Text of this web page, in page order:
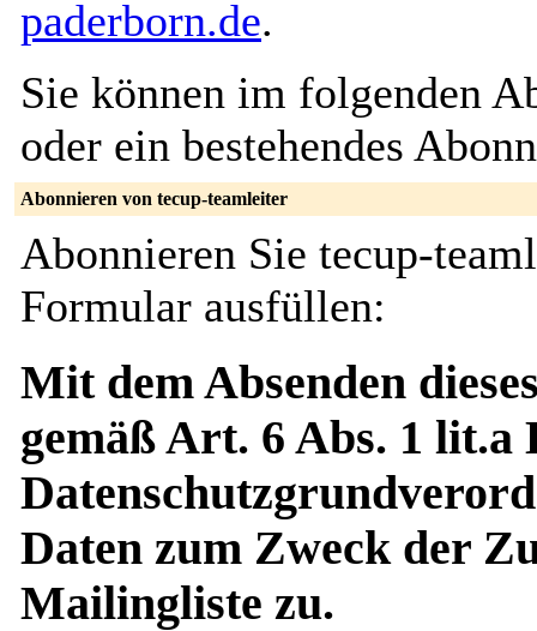
paderborn.de.
Sie können im folgenden
oder ein bestehendes
Abonnieren von tecup-teamleiter
Abonnieren Sie tecup-
Formular ausfüllen:
Mit dem Absenden
gemäß Art. 6 Abs. 1 lit.a
Daten zum Zweck der
Mailingliste zu.